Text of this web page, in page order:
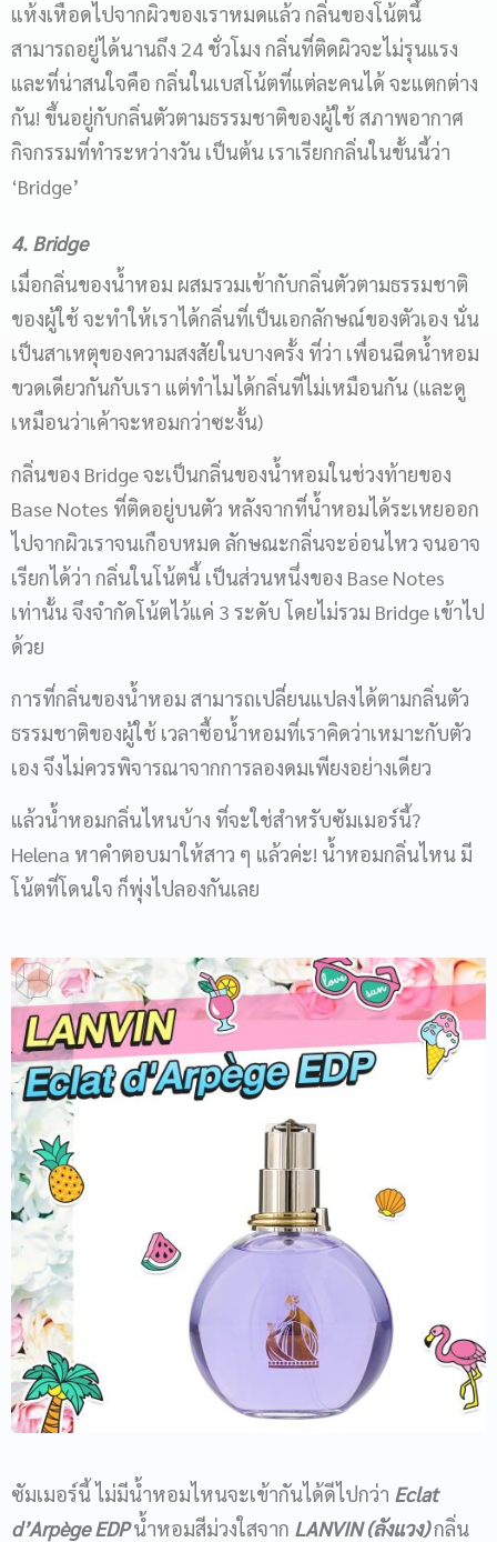
แห้งเหือดไปจากผิวของเราหมดแล้ว กลิ่นของโน้ตนี้
สามารถอยู่ได้นานถึง 24 ชั่วโมง กลิ่นที่ติดผิวจะไม่รุนแรง
และที่น่าสนใจคือ กลิ่นในเบสโน้ตที่แต่ละคนได้ จะแตกต่าง
กัน! ขึ้นอยู่กับกลิ่นตัวตามธรรมชาติของผู้ใช้ สภาพอากาศ
กิจกรรมที่ทำระหว่างวัน เป็นต้น เราเรียกกลิ่นในขั้นนี้ว่า
‘Bridge’
4. Bridge
เมื่อกลิ่นของน้ำหอม ผสมรวมเข้ากับกลิ่นตัวตามธรรมชาติ
ของผู้ใช้ จะทำให้เราได้กลิ่นที่เป็นเอกลักษณ์ของตัวเอง นั่น
เป็นสาเหตุของความสงสัยในบางครั้ง ที่ว่า เพื่อนฉีดน้ำหอม
ขวดเดียวกันกับเรา แต่ทำไมได้กลิ่นที่ไม่เหมือนกัน (และดู
เหมือนว่าเค้าจะหอมกว่าซะงั้น)
กลิ่นของ Bridge จะเป็นกลิ่นของน้ำหอมในช่วงท้ายของ
Base Notes ที่ติดอยู่บนตัว หลังจากที่น้ำหอมได้ระเหยออก
ไปจากผิวเราจนเกือบหมด ลักษณะกลิ่นจะอ่อนไหว จนอาจ
เรียกได้ว่า กลิ่นในโน้ตนี้ เป็นส่วนหนึ่งของ Base Notes
เท่านั้น จึงจำกัดโน้ตไว้แค่ 3 ระดับ โดยไม่รวม Bridge เข้าไป
ด้วย
การที่กลิ่นของน้ำหอม สามารถเปลี่ยนแปลงได้ตามกลิ่นตัว
ธรรมชาติของผู้ใช้ เวลาซื้อน้ำหอมที่เราคิดว่าเหมาะกับตัว
เอง จึงไม่ควรพิจารณาจากการลองดมเพียงอย่างเดียว
แล้วน้ำหอมกลิ่นไหนบ้าง ที่จะใช่สำหรับซัมเมอร์นี้?
Helena หาคำตอบมาให้สาว ๆ แล้วค่ะ! น้ำหอมกลิ่นไหน มี
โน้ตที่โดนใจ ก็พุ่งไปลองกันเลย
ซัมเมอร์นี้ ไม่มีน้ำหอมไหนจะเข้ากันได้ดีไปกว่า Eclat
d’Arpège EDP น้ำหอมสีม่วงใสจาก LANVIN (ลังแวง)กลิ่น